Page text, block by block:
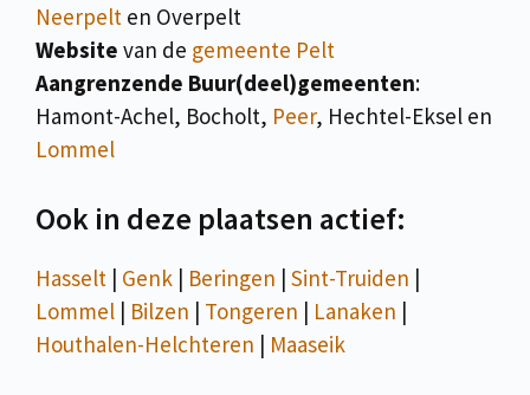
Neerpelt en Overpelt
Website van de gemeente Pelt
Aangrenzende Buur(deel)gemeenten:
Hamont-Achel, Bocholt, Peer, Hechtel-Eksel en
Lommel
Ook in deze plaatsen actief:
Hasselt Genk Beringen Sint-Truiden
Lommel
Bilzen Tongeren Lanaken
Houthalen-Helchteren
Maaseik